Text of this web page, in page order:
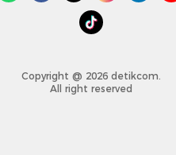
Copyright @ 2026 detikcom.
All right reserved